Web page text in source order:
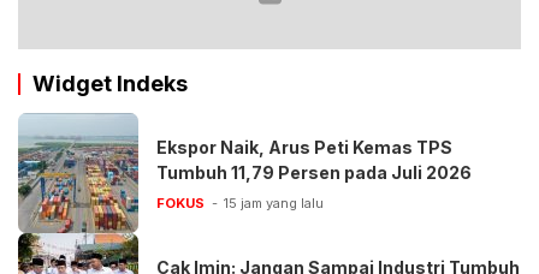
Widget Indeks
Ekspor Naik, Arus Peti Kemas TPS
Tumbuh 11,79 Persen pada Juli 2026
FOKUS 15 jam yang lalu
Cak Imin: Jangan Sampai Industri Tumbuh